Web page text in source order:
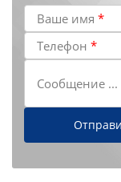
Ваше имя *
Телефон *
Сообщение ...